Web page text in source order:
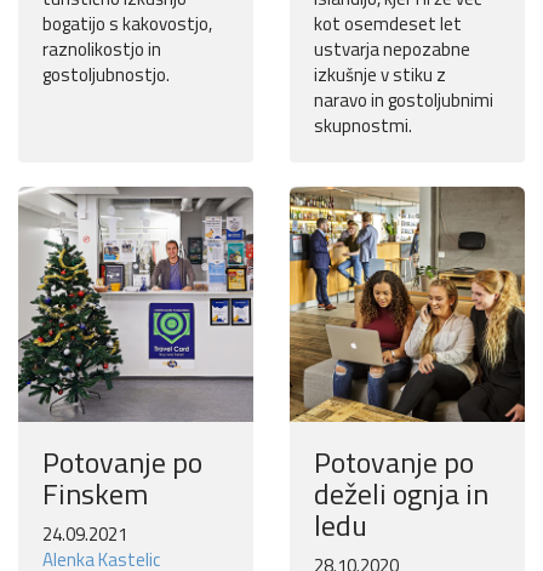
bogatijo s kakovostjo,
raznolikostjo in
gostoljubnostjo.
kot osemdeset let
ustvarja nepozabne
izkušnje v stiku z
naravo in gostoljubnimi
skupnostmi.
Potovanje po
Finskem
24.09.2021
Alenka Kastelic
Potovanje po
deželi ognja in
ledu